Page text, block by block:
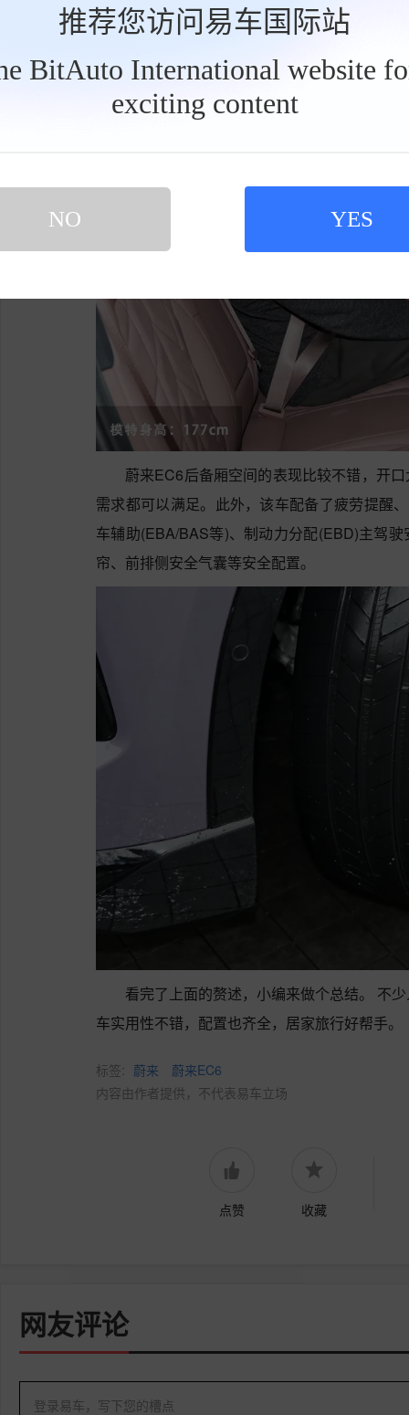
推荐您访问易车国际站
BitAuto International website
exciting content
NO YES
椅带记忆电动调节、座椅比例放倒等功能，用料
蔚来EC6后备厢空间的表现比较不错，开
需求都可以满足。此外，该车配备了疲劳提醒
车辅助(EBA/BAS等)、制动力分配(EBD)主驾
帘、前排侧安全气囊等安全配置。
看完了上面的赘述，小编来做个总结。 不
车实用性不错，配置也齐全，居家旅行好帮手。
标签: 蔚来
蔚来EC6
内容由作者提供，不代表易车立场
点赞 收藏
网友评论
登录易车，写下您的槽点